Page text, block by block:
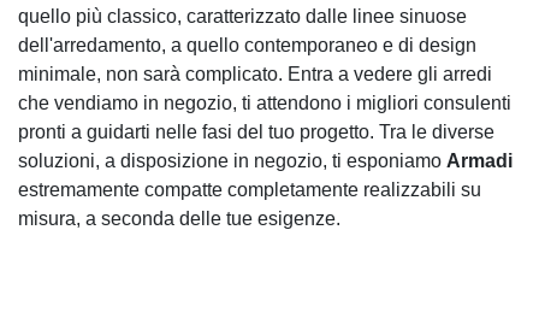
quello più classico, caratterizzato dalle linee sinuose
dell'arredamento, a quello contemporaneo e di design
minimale, non sarà complicato. Entra a vedere gli arredi
che vendiamo in negozio, ti attendono i migliori consulenti
pronti a guidarti nelle fasi del tuo progetto. Tra le diverse
soluzioni, a disposizione in negozio, ti esponiamo Armadi
estremamente compatte completamente realizzabili su
misura, a seconda delle tue esigenze.